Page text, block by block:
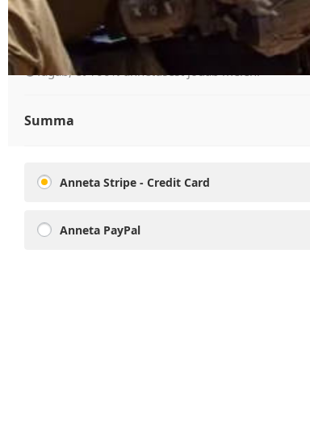
Saate muuta selle annetuse
automaatselt
Katan ülekandetasud
Tagab, et 100% annetusest jõuab meieni
Summa
Anneta Stripe - Credit Card
Anneta PayPal